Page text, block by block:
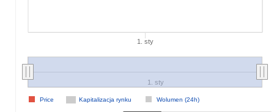
1. sty
Kapitalizacja rynku Wolumen (24h)
Price
1. sty